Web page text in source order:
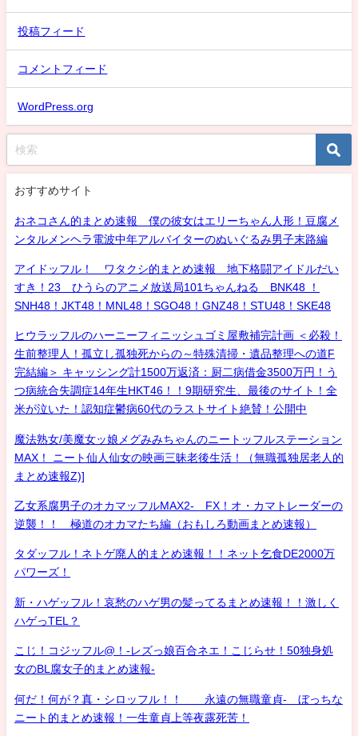
投稿フィード
コメントフィード
WordPress.org
おすすめサイト
おネコさん的まとめ速報 僕の彼女はエリーちゃん人形！豆腐メ
ンタルメンヘラ電波中年アルバイターのぬいぐるみ男子末路編
アイドッフル！ ワタクシ的まとめ速報 地下格闘アイドルだい
すき！23 ひうらのアニメ放送局101ちゃんねる BNK48 ！
SNH48！JKT48！MNL48！SGO48！GNZ48！STU48！SKE48
ヒウラッフルのハーニーフィニッシュゴミ屋敷補完計画 ＜必殺！
生前整理人！孤立し孤独死からの～特殊清掃・遺品整理への道F
完結編＞ キャッシング計1500万返済：厨二病借金3500万円！う
つ病統合失調症14年生HKT46！！9期研究生、最後のサイト！全
米が泣いた！認知症鬱病60代のラストサイト絶賛！公開中
魔法熟女/美魔女ッ娘メグみみちゃんのニートッフルステーション
MAX！ ニート仙人仙女の映画三昧老後生活！（無職孤独居老人的
まとめ速報Z)]
乙女系腐男子のオカマッフルMAX2- FX！オ・カマトレーダーの
逆襲！！ 極道のオカマたち編（おもしろ動画まとめ速報）
タダッフル！ネトゲ廃人的まとめ速報！！ネット乞食DE2000万
パワーズ！
新・ハゲッフル！哀愁のハゲ男の髪ってるまとめ速報！！激しく
ハゲっTEL？
こじ！コジッフル@！-レズっ娘百合ネエ！こじらせ！50独身処
女のBL腐女子的まとめ速報-
何だ！何が？真・シロッフル！！ 永遠の無職童貞- ぼっちな
ニート的まとめ速報！一生童貞上等夜露死苦！